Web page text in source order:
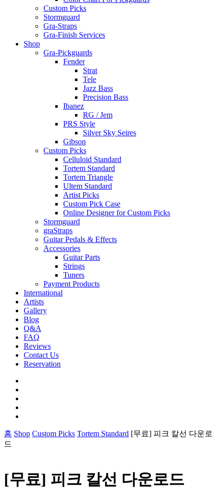
Custom Picks
Stormguard
Gra-Straps
Gra-Finish Services
Shop
Gra-Pickguards
Fender
Strat
Tele
Jazz Bass
Precision Bass
Ibanez
RG / Jem
PRS Style
Silver Sky Seires
Gibson
Custom Picks
Celluloid Standard
Tortem Standard
Tortem Triangle
Ultem Standard
Artist Picks
Custom Pick Case
Online Designer for Custom Picks
Stormguard
graStraps
Guitar Pedals & Effects
Accessories
Guitar Parts
Strings
Tuners
Payment Products
International
Artists
Gallery
Blog
Q&A
FAQ
Reviews
Contact Us
Reservation
홈 Shop Custom Picks Tortem Standard [무료] 피크 칼선 다운로
드
[무료] 피크 칼선 다운로드